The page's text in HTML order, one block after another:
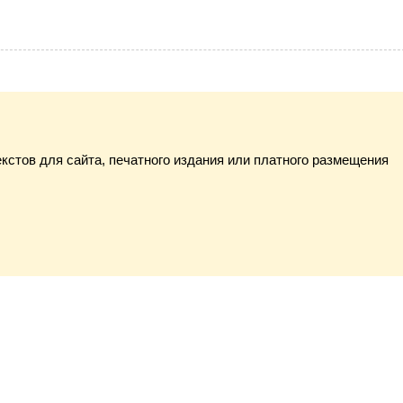
для сайта, печатного издания или платного размещения